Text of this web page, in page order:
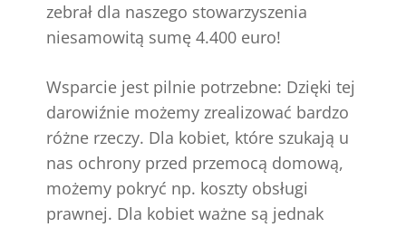
zebrał dla naszego stowarzyszenia
niesamowitą sumę 4.400 euro!
Wsparcie jest pilnie potrzebne: Dzięki tej
darowiźnie możemy zrealizować bardzo
różne rzeczy. Dla kobiet, które szukają u
nas ochrony przed przemocą domową,
możemy pokryć np. koszty obsługi
prawnej. Dla kobiet ważne są jednak